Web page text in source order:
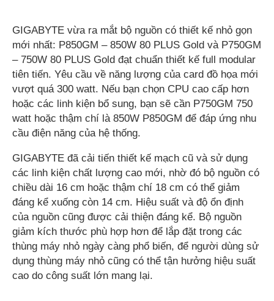
GIGABYTE vừa ra mắt bộ nguồn có thiết kế nhỏ gọn
mới nhất: P850GM – 850W 80 PLUS Gold và P750GM
– 750W 80 PLUS Gold đạt chuẩn thiết kế full modular
tiên tiến. Yêu cầu về năng lượng của card đồ họa mới
vượt quá 300 watt. Nếu bạn chọn CPU cao cấp hơn
hoặc các linh kiện bổ sung, bạn sẽ cần P750GM 750
watt hoặc thậm chí là 850W P850GM để đáp ứng nhu
cầu điện năng của hệ thống.
GIGABYTE đã cải tiến thiết kế mạch cũ và sử dụng
các linh kiện chất lượng cao mới, nhờ đó bộ nguồn có
chiều dài 16 cm hoặc thậm chí 18 cm có thể giảm
đáng kể xuống còn 14 cm. Hiệu suất và độ ổn định
của nguồn cũng được cải thiện đáng kể. Bộ nguồn
giảm kích thước phù hợp hơn để lắp đặt trong các
thùng máy nhỏ ngày càng phổ biến, để người dùng sử
dụng thùng máy nhỏ cũng có thể tận hưởng hiệu suất
cao do công suất lớn mang lại.